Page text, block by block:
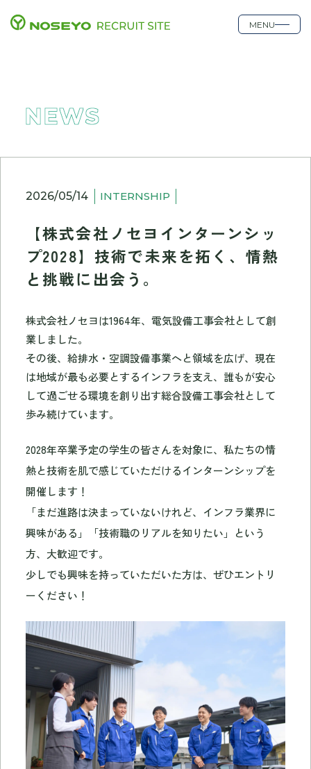
MENU
NEWS
2026/05/14 INTERNSHIP
【株式会社ノセヨインターンシッ
プ2028】技術で未来を拓く、情熱
と挑戦に出会う。
株式会社ノセヨは1964年、電気設備工事会社として創
業しました。
その後、給排水・空調設備事業へと領域を広げ、現在
は地域が最も必要とするインフラを支え、誰もが安心
して過ごせる環境を創り出す総合設備工事会社として
歩み続けています。
2028年卒業予定の学生の皆さんを対象に、私たちの情
熱と技術を肌で感じていただけるインターンシップを
開催します！
「まだ進路は決まっていないけれど、インフラ業界に
興味がある」「技術職のリアルを知りたい」という
方、大歓迎です。
少しでも興味を持っていただいた方は、ぜひエントリ
ーください！